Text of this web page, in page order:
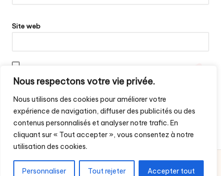
Nous respectons votre vie privée.
Nous utilisons des cookies pour améliorer votre
expérience de navigation, diffuser des publicités ou des
contenus personnalisés et analyser notre trafic. En
cliquant sur « Tout accepter », vous consentez à notre
utilisation des cookies.
Personnaliser Tout rejeter Accepter tout
Site web
pour mon prochain commentaire.